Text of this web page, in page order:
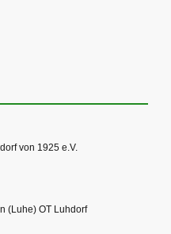
von 1925 e.V.
(Luhe) OT Luhdorf